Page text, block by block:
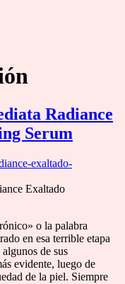
Radiance
Serum
Exaltado
o la palabra
en esa terrible etapa
de sus
evidente, luego de
de la piel. Siempre